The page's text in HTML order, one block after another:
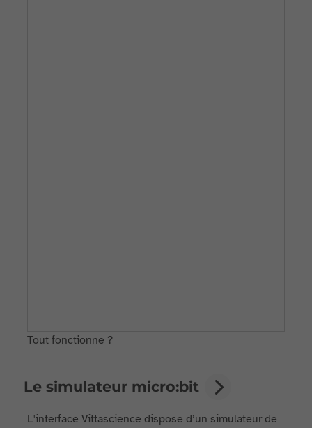
Tout fonctionne ?
Le simulateur micro:bit
L'interface Vittascience dispose d’un simulateur de